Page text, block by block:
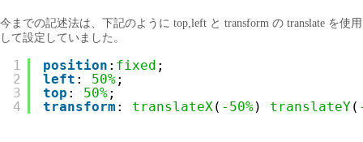
今までの記述法は、下記のように top,left と transform の translate を使用
して設定していました。
1
2
3
4
position : fixed ;
left : 50%;
top : 50%;
transform : translateX( -50%) translateY(